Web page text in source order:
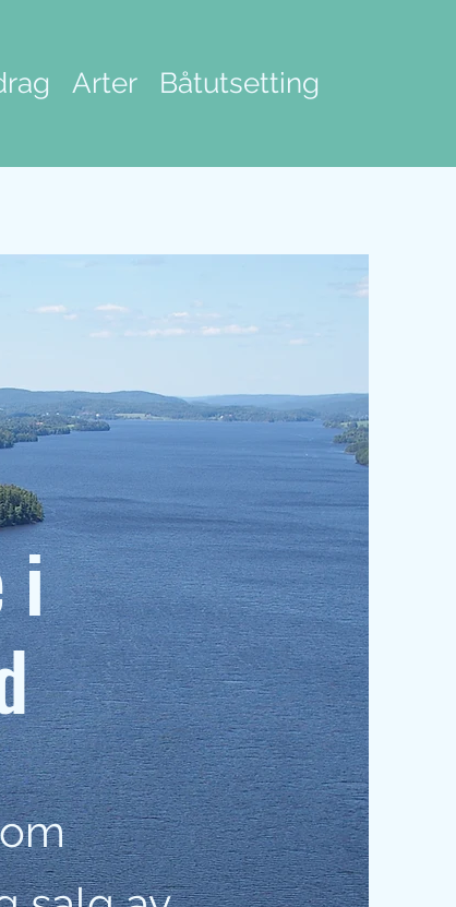
Arter Båtutsetting
i